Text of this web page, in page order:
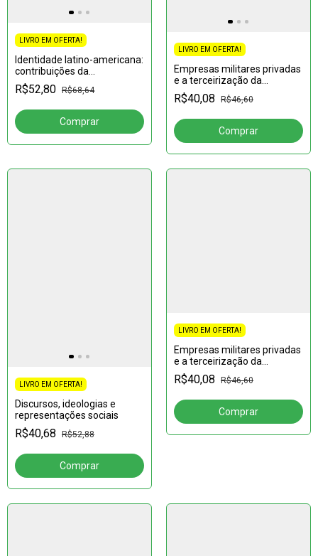
LIVRO EM OFERTA!
Identidade latino-americana:
contribuições da
universidade
R$52,80 R$68,64
LIVRO EM OFERTA!
Empresas militares privadas
e a terceirização da
guerra:Reexaminando a
lógica política rumo à paz
R$40,08 R$46,60
LIVRO EM OFERTA!
Discursos, ideologias e
representações sociais
R$40,68 R$52,88
LIVRO EM OFERTA!
Empresas militares privadas
e a terceirização da
guerra:Reexaminando a
lógica política rumo à paz
R$40,08 R$46,60